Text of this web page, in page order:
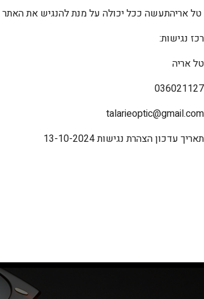
תעשה ככל יכולה על מנת להנגיש את האתר
רכז נגישות:
טל אריה
036021127
talarieoptic@gmail.com
תאריך עדכון הצהרת נגישות13-10-2024